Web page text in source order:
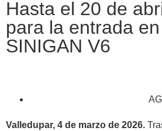
Hasta el 20 de
para la entrada
SINIGAN V6
Valledupar, 4 de marzo de 2026.